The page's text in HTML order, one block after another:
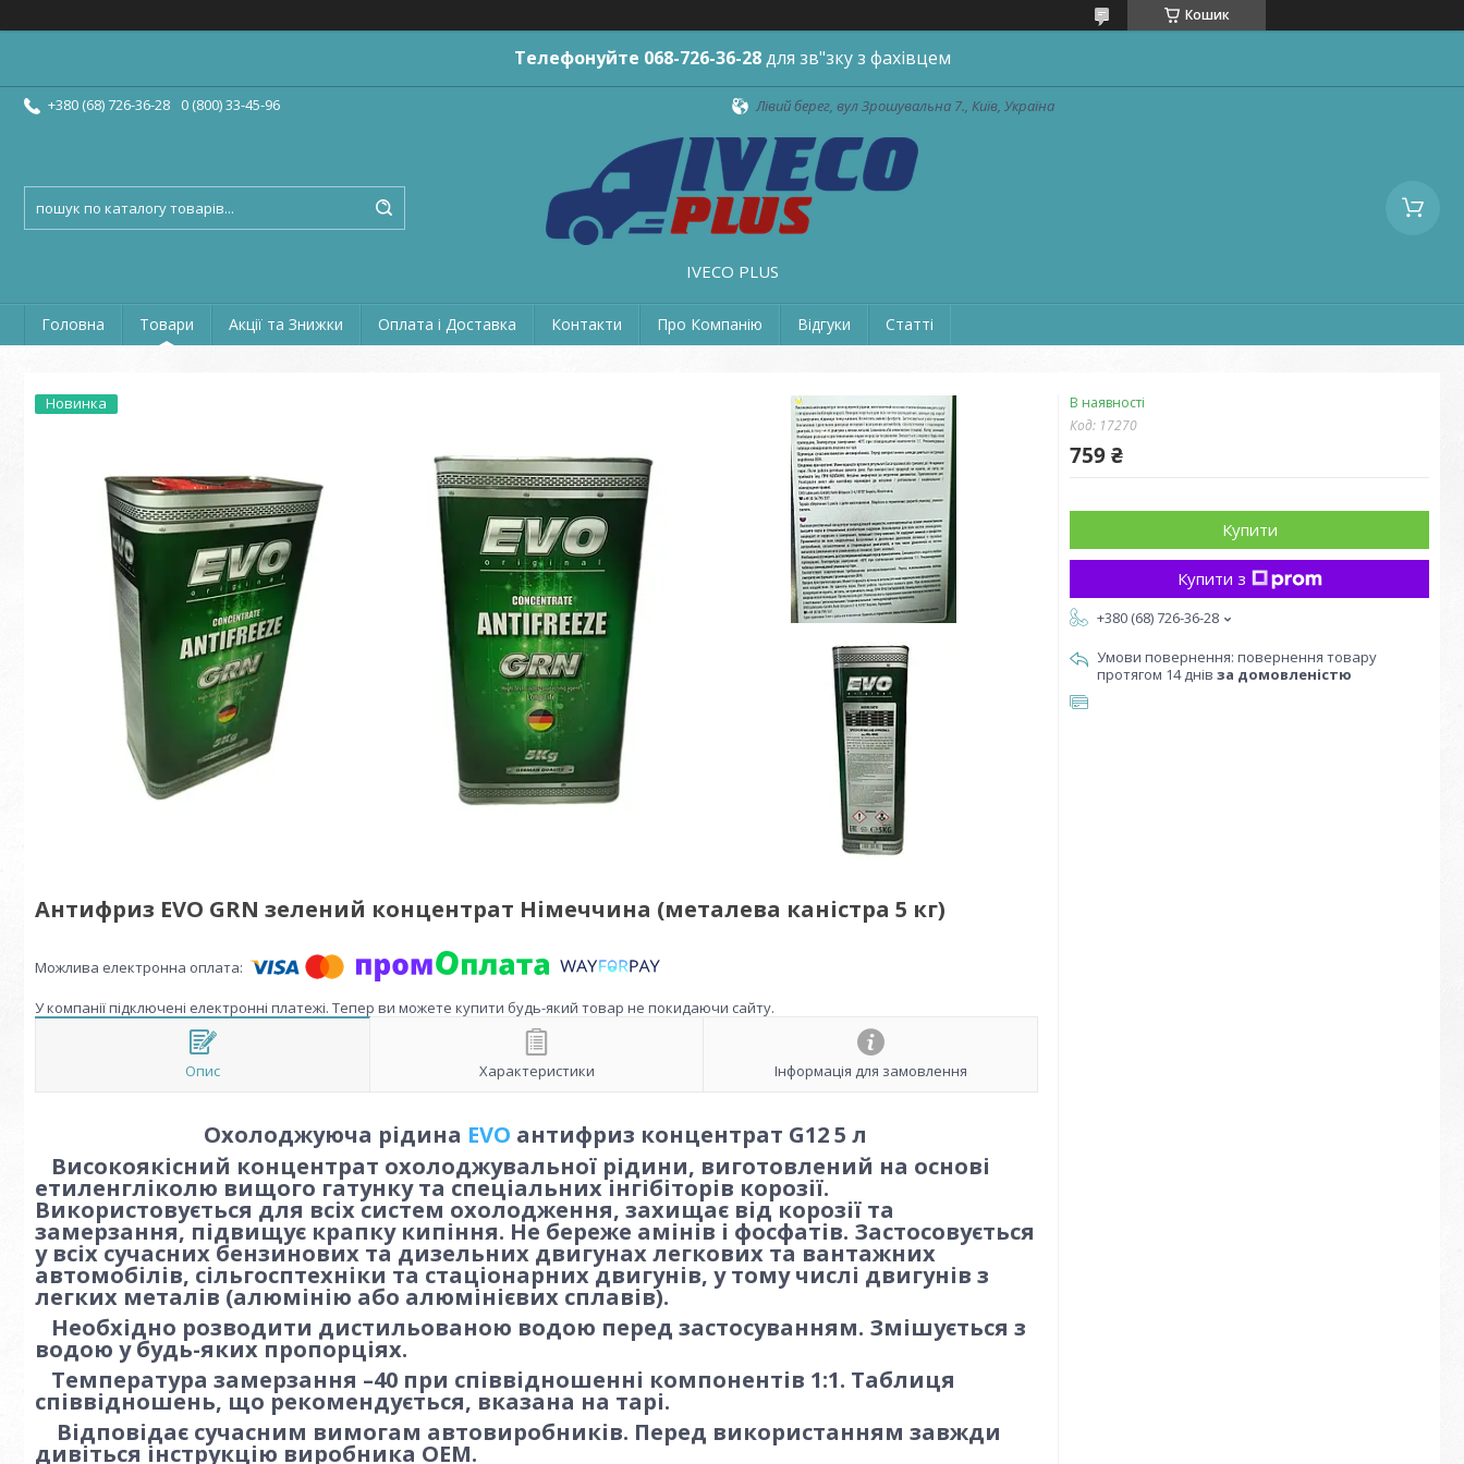
Кошик
Телефонуйте 068-726-36-28для зв"зку з фахівцем
+380 (68) 726-36-28 0 (800) 33-45-96 Лівий берег, вул Зрошувальна 7., Київ, Україна
IVECO PLUS
Головна Товари Акції та Знижки Оплата і Доставка Контакти Про Компанію Відгуки Статті
Новинка
Антифриз EVO GRN зелений концентрат Німеччина (металева каністра 5 кг)
У компанії підключені електронні платежі. Тепер ви можете купити будь-який товар не покидаючи сайту.
Опис Характеристики Інформація для замовлення
Охолоджуюча рідина EVO антифриз концентрат G12 5 л
Високоякісний концентрат охолоджувальної рідини, виготовлений на основі
етиленгліколю вищого гатунку та спеціальних інгібіторів корозії.
Використовується для всіх систем охолодження, захищає від корозії та
замерзання, підвищує крапку кипіння. Не береже амінів і фосфатів. Застосовується
у всіх сучасних бензинових та дизельних двигунах легкових та вантажних
автомобілів, сільгосптехніки та стаціонарних двигунів, у тому числі двигунів з
легких металів (алюмінію або алюмінієвих сплавів).
Необхідно розводити дистильованою водою перед застосуванням. Змішується з
водою у будь-яких пропорціях.
Температура замерзання –40 при співвідношенні компонентів 1:1. Таблиця
співвідношень, що рекомендується, вказана на тарі.
Відповідає сучасним вимогам автовиробників. Перед використанням завжди
дивіться інструкцію виробника ОЕМ.
В наявності
Код: 17270
759 ₴
Купити
Купити з
+380 (68) 726-36-28
повернення товару
протягом 14 днів за домовленістю